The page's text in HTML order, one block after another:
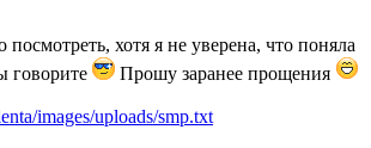
посмотреть, хотя я не уверена, что поняла
говорите
Прошу заранее прощения
images/uploads/smp.txt